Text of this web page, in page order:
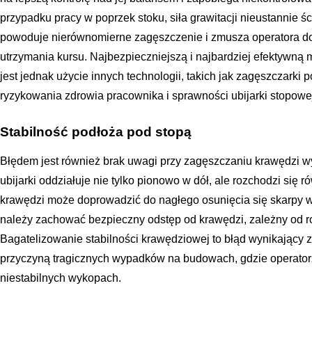
przypadku pracy w poprzek stoku, siła grawitacji nieustannie
powoduje nierównomierne zagęszczenie i zmusza operatora
utrzymania kursu. Najbezpieczniejszą i najbardziej efektywną
jest jednak użycie innych technologii, takich jak zagęszczarki
ryzykowania zdrowia pracownika i sprawności ubijarki
Stabilność podłoża pod stopą
Błędem jest również brak uwagi przy zagęszczaniu krawędzi
ubijarki oddziałuje nie tylko pionowo w dół, ale rozchodzi się
krawędzi może doprowadzić do nagłego osunięcia się skarpy
należy zachować bezpieczny odstęp od krawędzi, zależny od
Bagatelizowanie stabilności krawędziowej to błąd wynikający
przyczyną tragicznych wypadków na budowach, gdzie
niestabilnych wykopach.